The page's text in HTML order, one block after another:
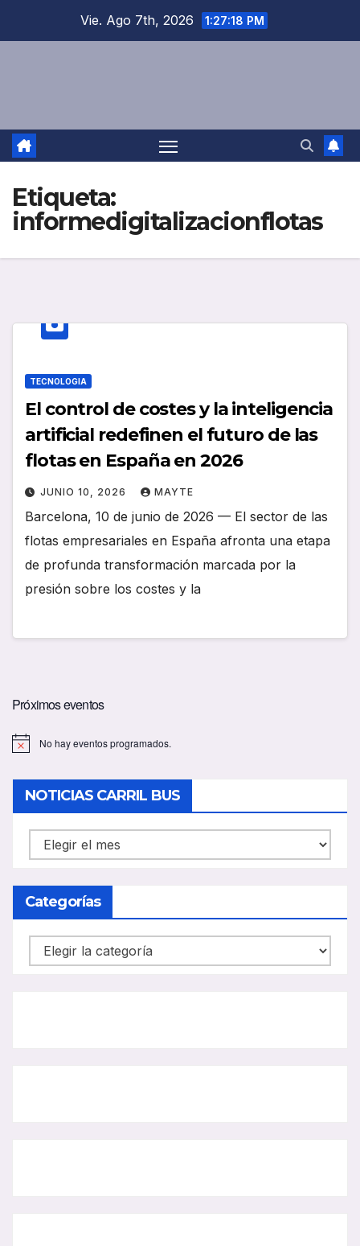
Vie. Ago 7th, 2026 1:27:18 PM
Etiqueta:
informedigitalizacionflotas
TECNOLOGIA
El control de costes y la inteligencia
artificial redefinen el futuro de las
flotas en España en 2026
JUNIO 10, 2026 MAYTE
Barcelona, 10 de junio de 2026 — El sector de las
flotas empresariales en España afronta una etapa
de profunda transformación marcada por la
presión sobre los costes y la
Próximos eventos
No hay eventos programados.
NOTICIAS CARRIL BUS
NOTICIAS
CARRIL
BUS
Categorías
Categorías